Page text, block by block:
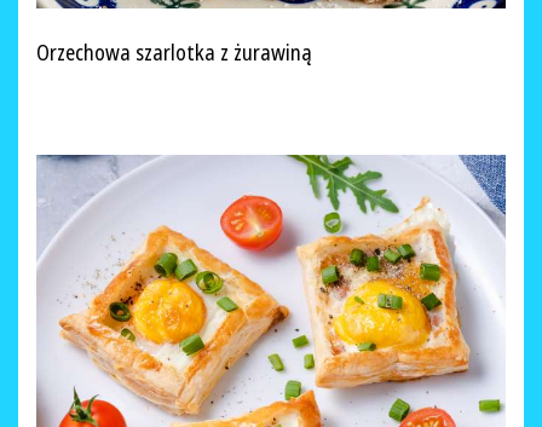
Orzechowa szarlotka z żurawiną